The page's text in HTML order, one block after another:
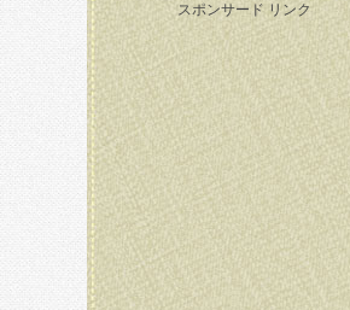
スポンサード リンク